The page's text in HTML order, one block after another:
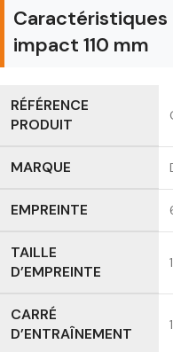
Caractéristiques
impact 110 mm
RÉFÉRENCE
PRODUIT
MARQUE
EMPREINTE
TAILLE
D’EMPREINTE
CARRÉ
D’ENTRAÎNEMENT